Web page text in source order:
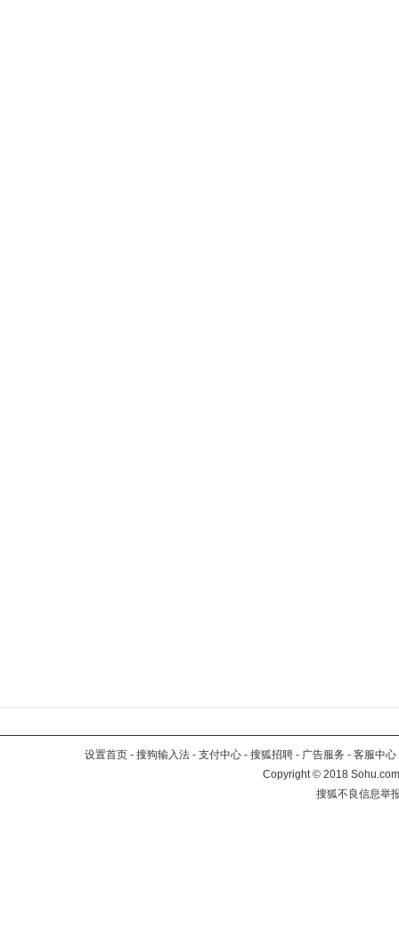
设置首页 - 搜狗输入法 - 支付中心 - 搜狐招聘 - 广告服务 - 客服中心
Copyright©2018
搜狐不良信息举